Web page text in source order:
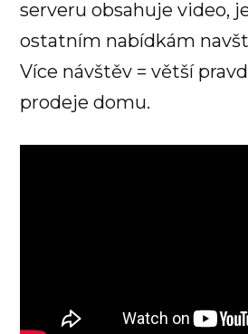
serveru obsahuje video,
ostatním nabídkám
Více návštěv = větší
prodeje domu.